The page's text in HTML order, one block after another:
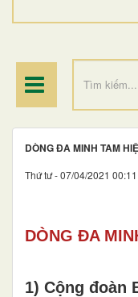
ĐIỂM HÀNH
DÒNG ĐA MINH TAM
Thứ tư - 07/04/2021 00:11
DÒNG ĐA
1) Cộng đoàn